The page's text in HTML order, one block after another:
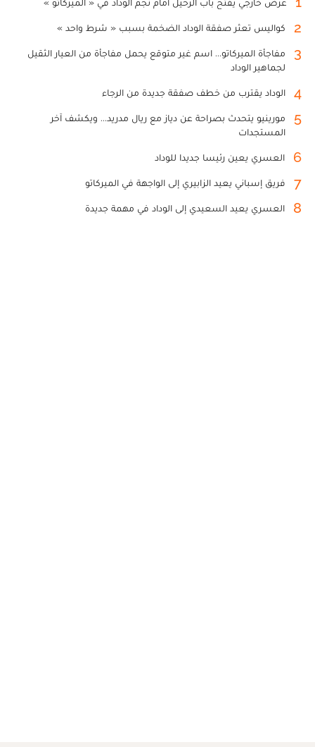
عرض خارجي يفتح باب الرحيل أمام نجم الوداد في « الميركاتو »
2 كواليس تعثر صفقة الوداد الضخمة بسبب « شرط واحد »
3
مفاجأة الميركاتو... اسم غير متوقع يحمل مفاجأة من العيار الثقيل
لجماهير الوداد
4 الوداد يقترب من خطف صفقة جديدة من الرجاء
5
مورينيو يتحدث بصراحة عن دياز مع ريال مدريد... ويكشف آخر
المستجدات
6 العسري يعين رئيسا جديدا للوداد
7 فريق إسباني يعيد الزابيري إلى الواجهة في الميركاتو
8 العسري يعيد السعيدي إلى الوداد في مهمة جديدة